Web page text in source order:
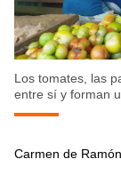
Los tomates, las
entre sí y forman
Carmen de